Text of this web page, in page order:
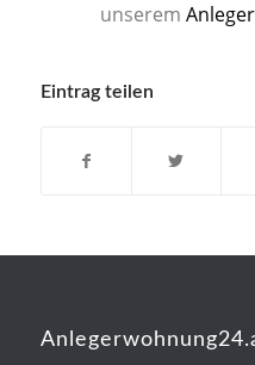
unserem
Eintrag teilen